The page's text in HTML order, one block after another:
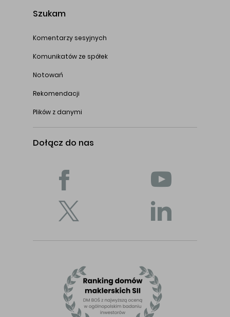
Szukam
Komentarzy sesyjnych
Komunikatów ze spółek
Notowań
Rekomendacji
Plików z danymi
Dołącz do nas